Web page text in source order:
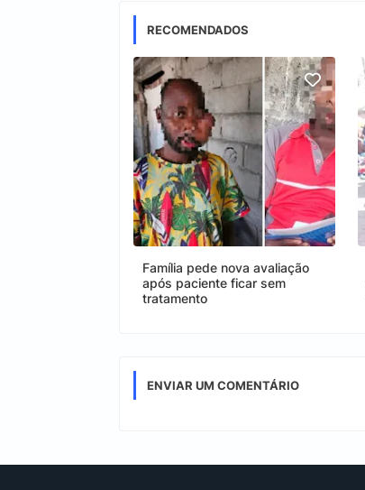
RECOMENDADOS
Família pede nova avaliação
após paciente ficar sem
tratamento
ENVIAR UM COMENTÁRIO